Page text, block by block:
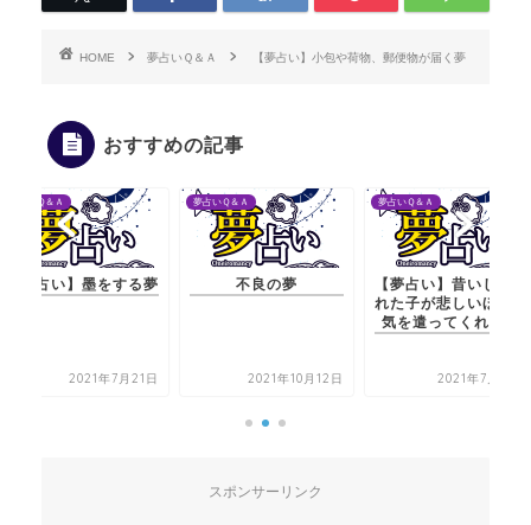
HOME 夢占いＱ＆Ａ 【夢占い】小包や荷物、郵便物が届く夢
おすすめの記事
夢占いＱ＆Ａ
【夢占い】墨をする夢
2021年7月21日
夢占いＱ＆Ａ
不良の夢
2021年10月12日
夢占いＱ＆Ａ
【夢占い】昔いじめら
れた子が悲しいほどに
気を遣ってくれる夢
2021年7月20日
スポンサーリンク